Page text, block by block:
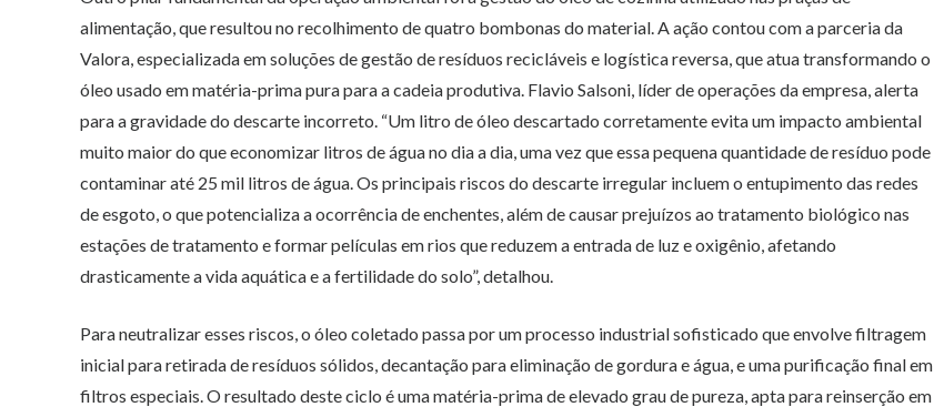
alimentação, que resultou no recolhimento de quatro bombonas do material. A ação contou com a parceria da
Valora, especializada em soluções de gestão de resíduos recicláveis e logística reversa, que atua transformando o
óleo usado em matéria-prima pura para a cadeia produtiva. Flavio Salsoni, líder de operações da empresa, alerta
para a gravidade do descarte incorreto. “Um litro de óleo descartado corretamente evita um impacto ambiental
muito maior do que economizar litros de água no dia a dia, uma vez que essa pequena quantidade de resíduo pode
contaminar até 25 mil litros de água. Os principais riscos do descarte irregular incluem o entupimento das redes
de esgoto, o que potencializa a ocorrência de enchentes, além de causar prejuízos ao tratamento biológico nas
estações de tratamento e formar películas em rios que reduzem a entrada de luz e oxigênio, afetando
drasticamente a vida aquática e a fertilidade do solo”, detalhou.
Para neutralizar esses riscos, o óleo coletado passa por um processo industrial sofisticado que envolve filtragem
inicial para retirada de resíduos sólidos, decantação para eliminação de gordura e água, e uma purificação final em
filtros especiais. O resultado deste ciclo é uma matéria-prima de elevado grau de pureza, apta para reinserção em